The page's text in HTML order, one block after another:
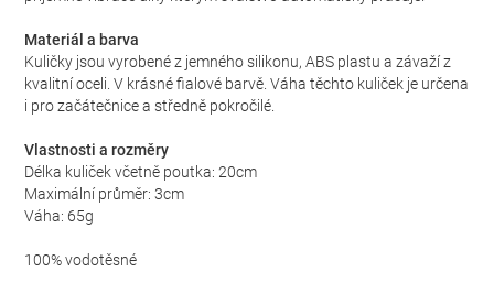
Materiál a barva
Kuličky jsou vyrobené z jemného silikonu, ABS plastu a závaží z
kvalitní oceli. V krásné fialové barvě. Váha těchto kuliček je určena
i pro začátečnice a středně pokročilé.
Vlastnosti a rozměry
Délka kuliček včetně poutka: 20cm
Maximální průměr: 3cm
Váha: 65g
100% vodotěsné